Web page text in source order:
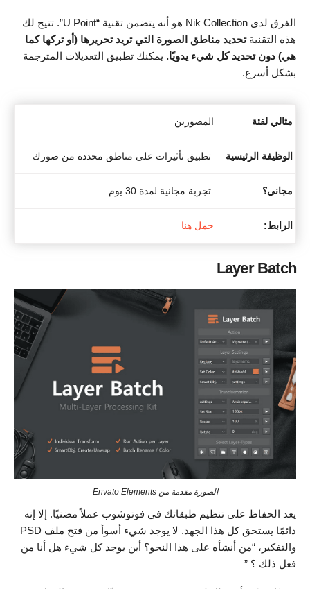
الفرق لدى Nik Collection هو أنه يتضمن تقنية “U Point”. تتيح لك
هذه التقنيةتحديد مناطق الصورة التي تريد تحريرها (أو تركها كما
هي) دون تحديد كل شيء يدويًا. يمكنك تطبيق التعديلات المترجمة
بشكل أسرع.
مثالي لفئة المصورين
الوظيفة الرئيسية تطبيق تأثيرات على مناطق محددة من صورك
مجاني؟ تجربة مجانية لمدة 30 يوم
الرابط: حمل هنا
Layer Batch
الصورة مقدمة من Envato Elements
يعد الحفاظ على تنظيم طبقاتك في فوتوشوب عملاً مضنيًا. إلا إنه
دائمًا يستحق كل هذا الجهد. لا يوجد شيء أسوأ من فتح ملف PSD
والتفكير، “من أنشأه على هذا النحو؟ أين يوجد كل شيء هل أنا من
فعل ذلك ؟ ”